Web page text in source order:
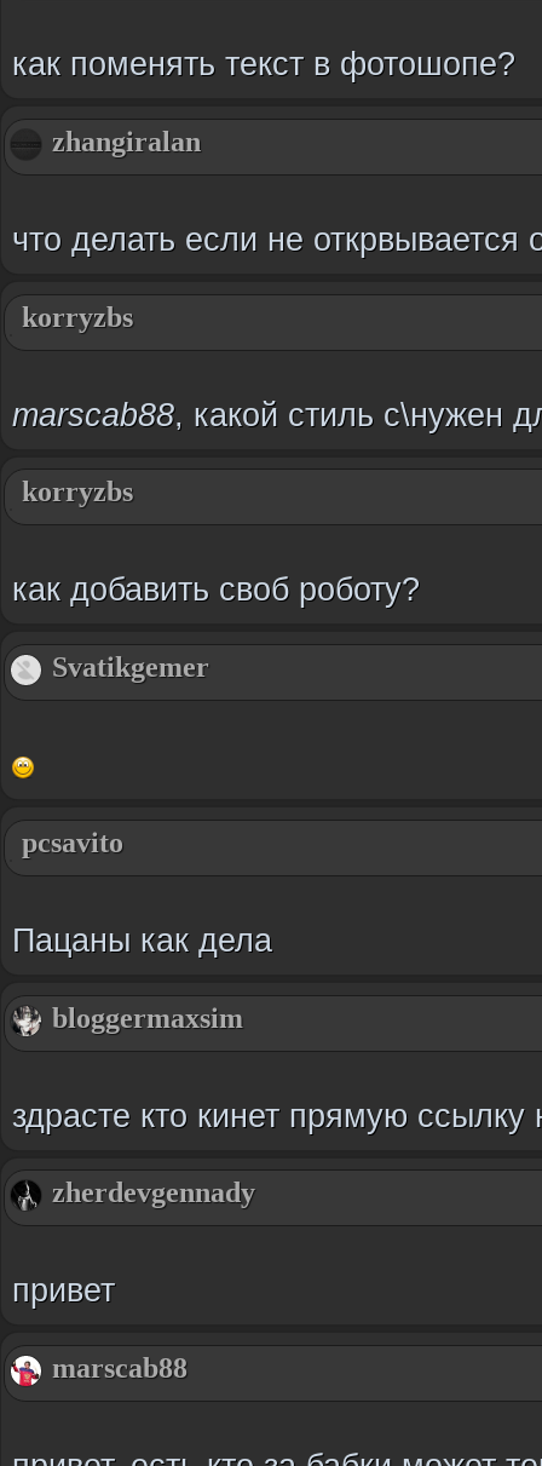
как поменять текст в фотошопе?
zhangiralan
что делать если не открвывается
korryzbs
marscab88, какой стиль с\нужен
korryzbs
как добавить своб роботу?
Svatikgemer
pcsavito
Пацаны как дела
bloggermaxsim
здрасте кто кинет прямую
zherdevgennady
привет
marscab88